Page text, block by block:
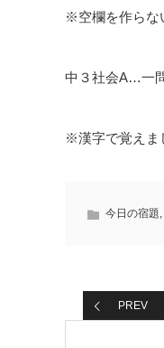
※空欄を作らな
中３社会A…一
※漢字で覚えま
今日の宿題,
PREV